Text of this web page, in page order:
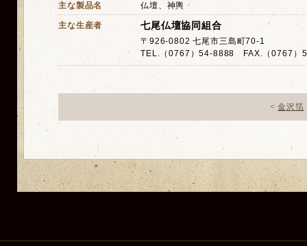
主な製品名 仏壇、神輿
主な生産者 七尾仏壇協同組合
〒926-0802 七尾市三島町70-1
TEL.（0767）54-8888 FAX.（0767）
< 金沢箔